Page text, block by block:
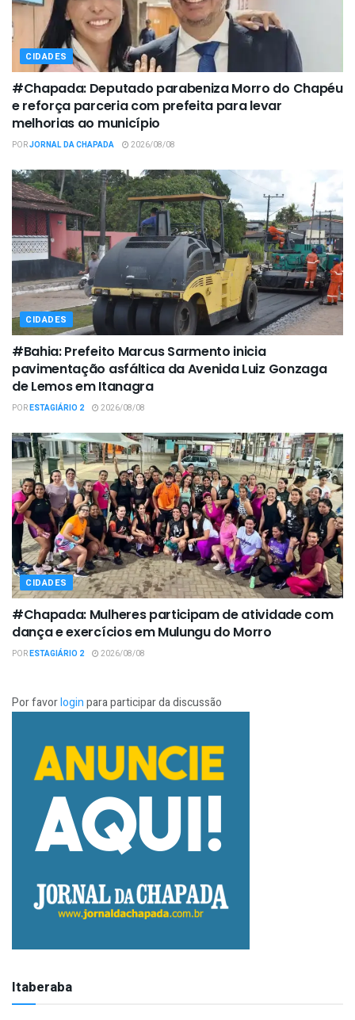
CIDADES
#Chapada: Deputado parabeniza Morro do Chapéu
e reforça parceria com prefeita para levar
melhorias ao município
PORJORNAL DA CHAPADA 2026/08/08
CIDADES
#Bahia: Prefeito Marcus Sarmento inicia
pavimentação asfáltica da Avenida Luiz Gonzaga
de Lemos em Itanagra
PORESTAGIÁRIO 2 2026/08/08
CIDADES
#Chapada: Mulheres participam de atividade com
dança e exercícios em Mulungu do Morro
PORESTAGIÁRIO 2 2026/08/08
Por favorloginpara participar da discussão
Itaberaba